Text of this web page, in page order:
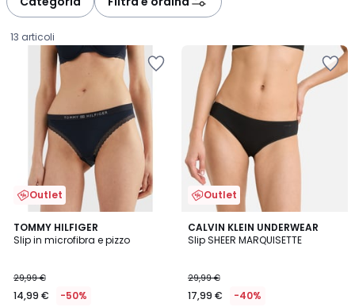
13 articoli
Outlet
TOMMY HILFIGER
Slip in microfibra e pizzo
€
Invece
29,99 €
14,99 € -50%
Outlet
CALVIN KLEIN UNDERWEAR
Slip SHEER MARQUISETTE
29,99 €
17,99 € -40%